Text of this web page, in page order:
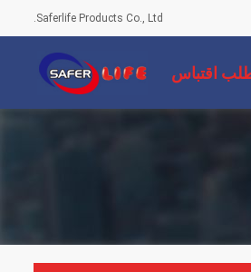
Saferlife Products Co., Ltd.
اقتباس